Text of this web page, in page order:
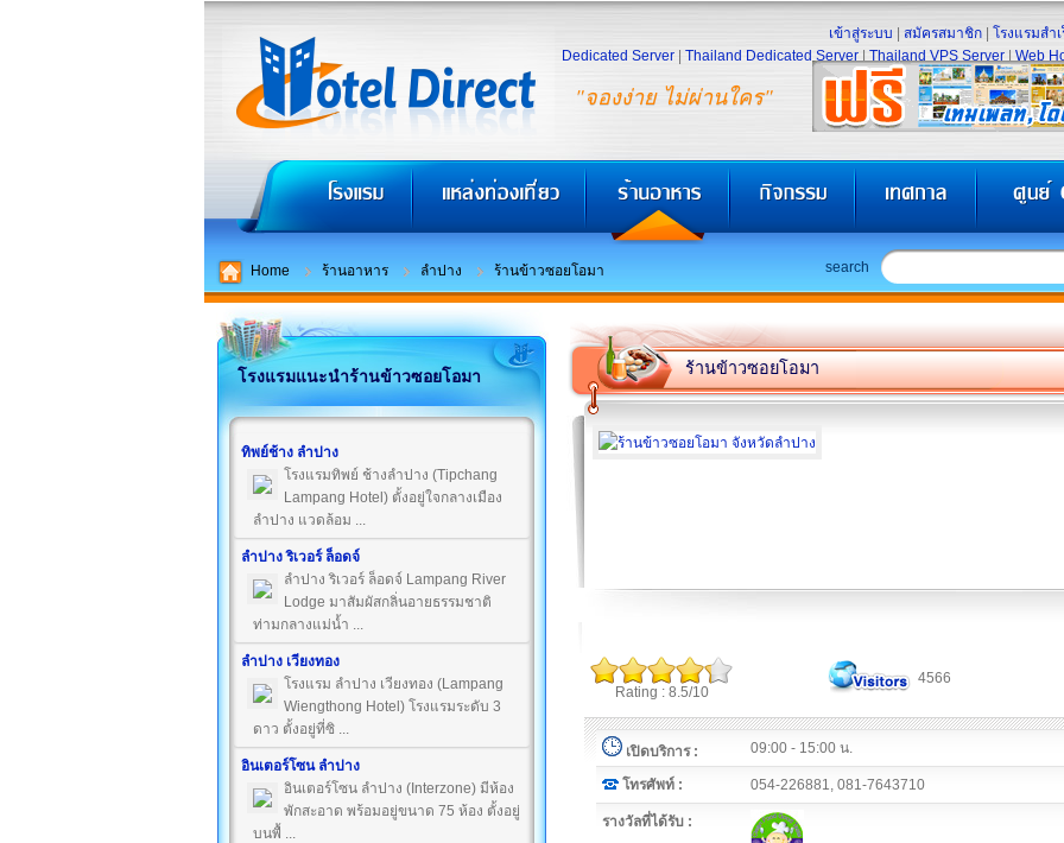
"จองง่าย ไม่ผ่านใคร"
เข้าสู่ระบบ สมัครสมาชิก
โรงแรมสำ
Dedicated Server
Thailand Dedicated Server Thailand VPS Server Web
Home ร้านอาหาร ลำปาง ร้านข้าวซอยโอมา search
โรงแรมแนะนำร้านข้าวซอยโอมา
ทิพย์ช้าง ลำปาง
โรงแรมทิพย์ ช้างลำปาง (Tipchang
Lampang Hotel) ตั้งอยู่ใจกลางเมือง
ลำปาง แวดล้อม ...
ลำปาง ริเวอร์ ล็อดจ์
ลำปาง ริเวอร์ ล็อดจ์ Lampang River
Lodge มาสัมผัสกลิ่นอายธรรมชาติ
ท่ามกลางแม่น้ำ ...
ลำปาง เวียงทอง
โรงแรม ลำปาง เวียงทอง (Lampang
Wiengthong Hotel) โรงแรมระดับ 3
ดาว ตั้งอยู่ที่ซิ ...
อินเตอร์โซน ลำปาง
อินเตอร์โซน ลำปาง (Interzone) มีห้อง
พักสะอาด พร้อมอยู่ขนาด 75 ห้อง ตั้งอยู่
บนพื้ ...
ร้านข้าวซอยโอมา
Rating : 8.5/10
4566
เปิดบริการ : 09:00 - 15:00 น.
โทรศัพท์ : 054-226881, 081-7643710
รางวัลที่ได้รับ :